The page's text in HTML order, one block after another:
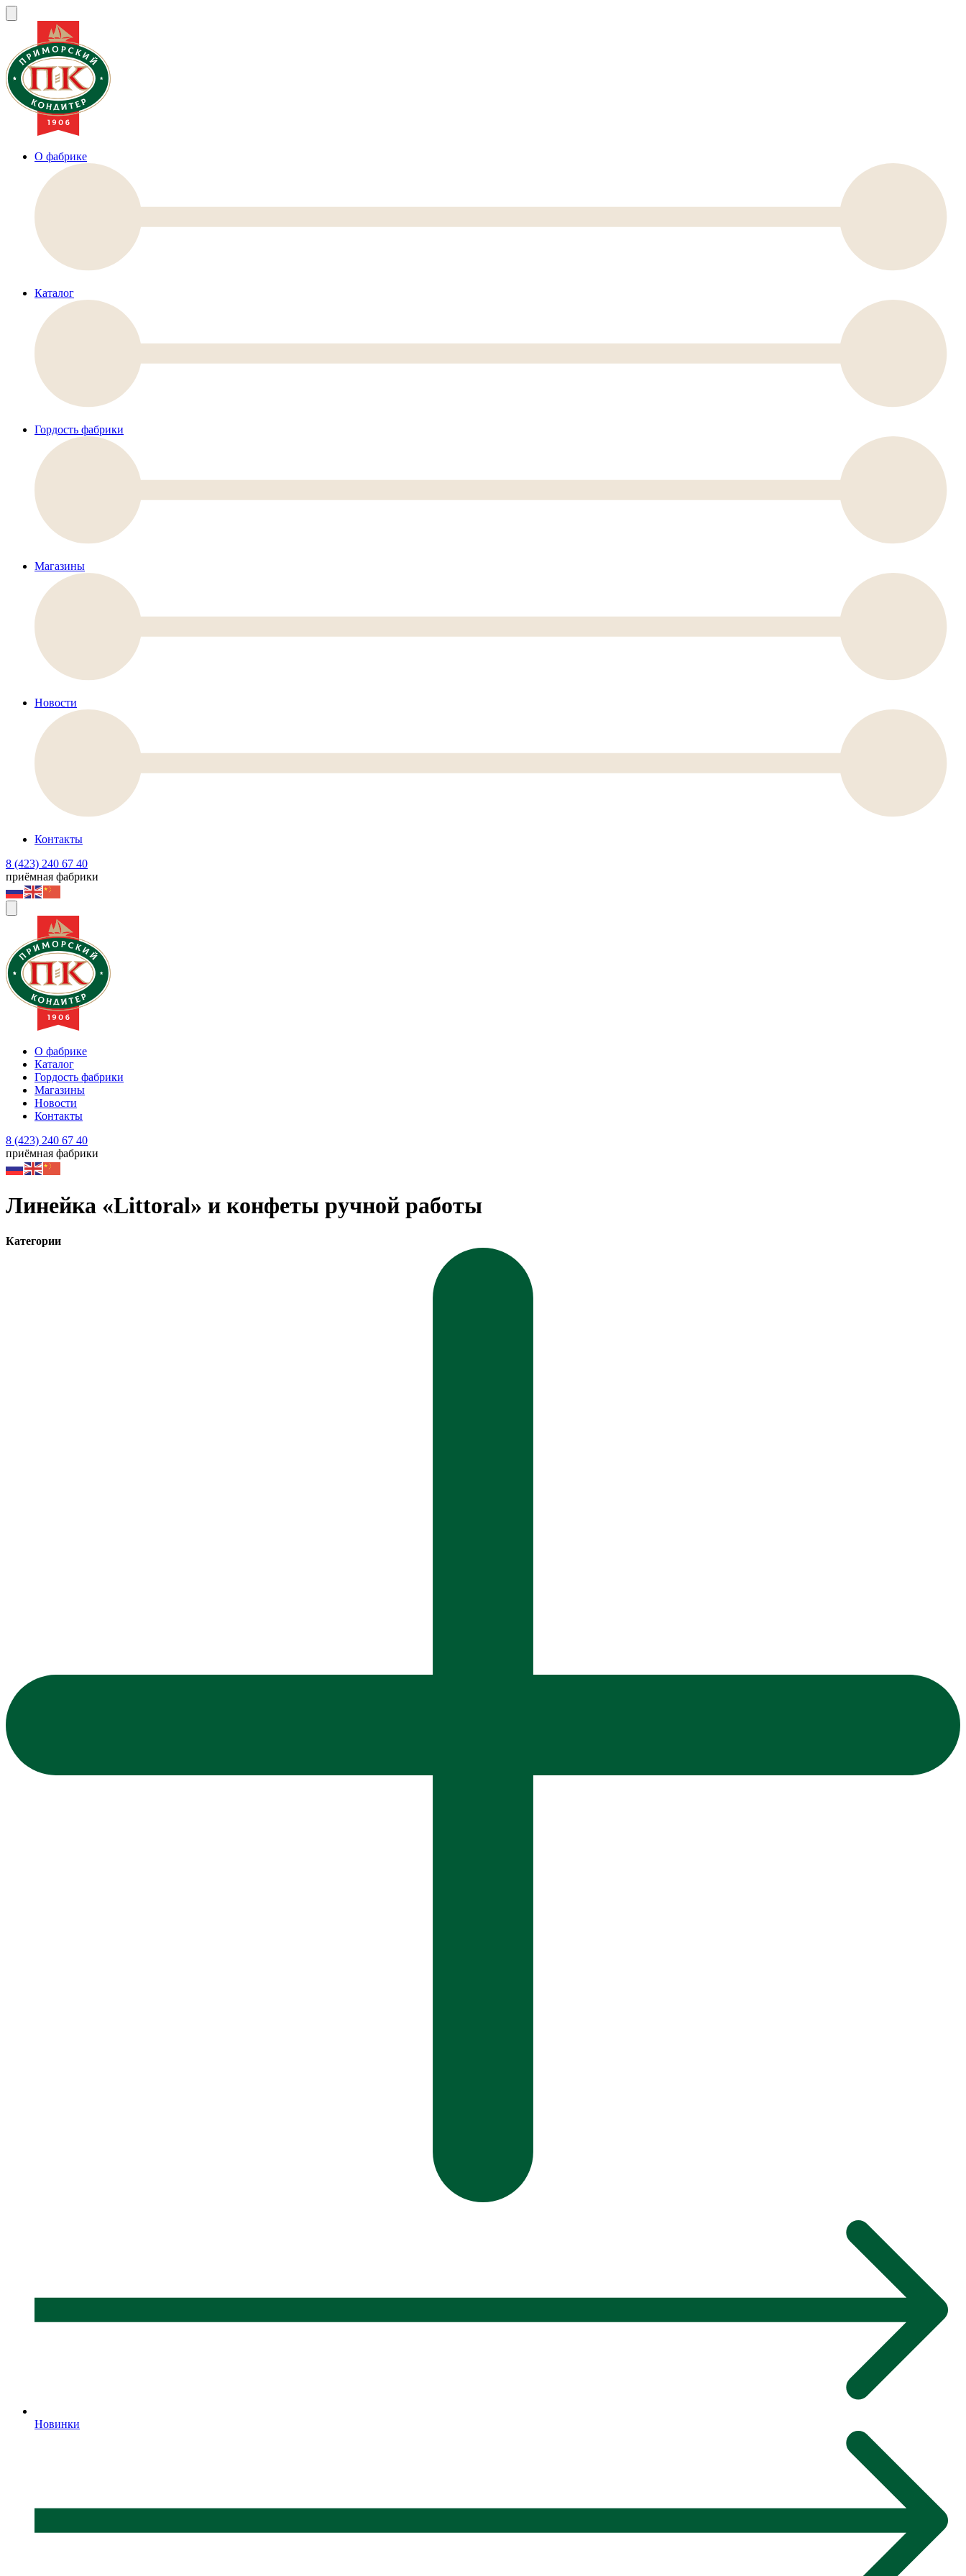
О фабрике
Каталог
Гордость фабрики
Магазины
Новости
Контакты
8 (423) 240 67 40
приёмная фабрики
О фабрике
Каталог
Гордость фабрики
Магазины
Новости
Контакты
8 (423) 240 67 40
приёмная фабрики
Линейка «Littoral» и конфеты ручной работы
Категории
Новинки